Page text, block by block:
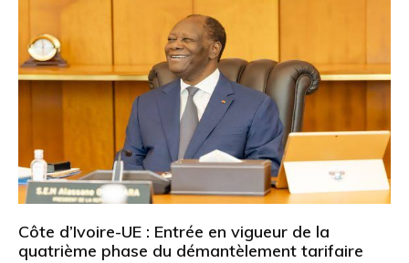
Côte d’Ivoire-UE : Entrée en vigueur de la
quatrième phase du démantèlement tarifaire